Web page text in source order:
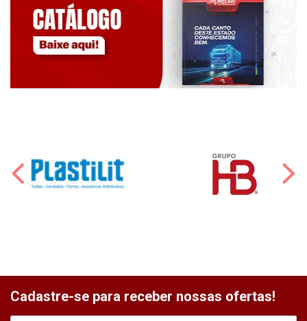
Cadastre-se para receber nossas ofertas!